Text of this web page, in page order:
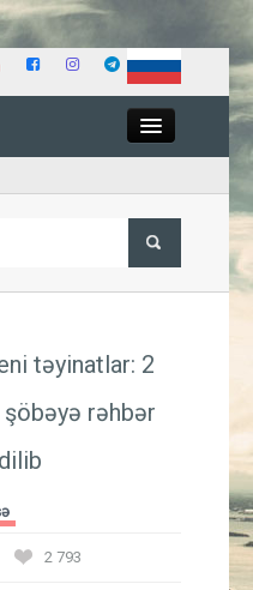
İqtisadiyyat
Güney Azərbaycan
təyinatlar: 2
rəhbər
2 793